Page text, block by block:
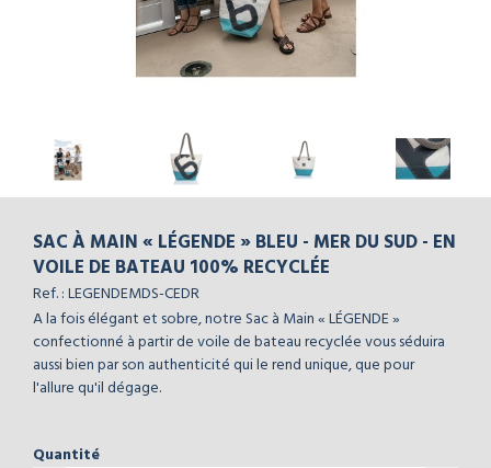
SAC À MAIN « LÉGENDE » BLEU - MER DU SUD - EN
VOILE DE BATEAU 100% RECYCLÉE
Ref. : LEGENDEMDS-CEDR
A la fois élégant et sobre, notre Sac à Main « LÉGENDE »
confectionné à partir de voile de bateau recyclée vous séduira
aussi bien par son authenticité qui le rend unique, que pour
l'allure qu'il dégage.
Quantité